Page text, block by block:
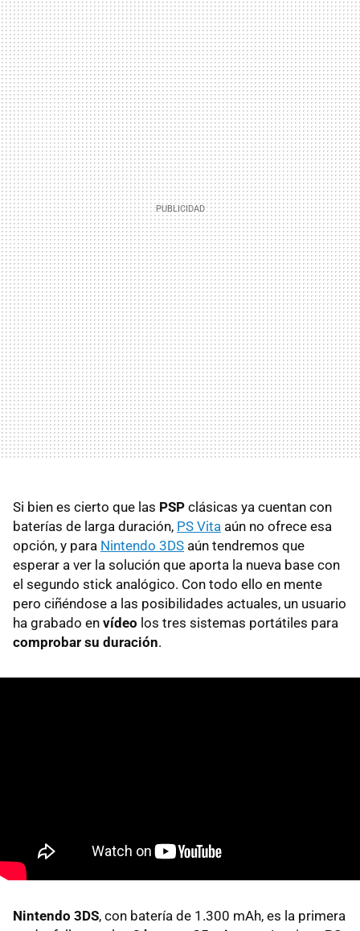
Si bien es cierto que las PSP clásicas ya cuentan con
baterías de larga duración, PS Vita aún no ofrece esa
opción, y para Nintendo 3DS aún tendremos que
esperar a ver la solución que aporta la nueva base con
el segundo stick analógico. Con todo ello en mente
pero ciñéndose a las posibilidades actuales, un usuario
ha grabado en vídeo los tres sistemas portátiles para
comprobar su duración.
Nintendo 3DS, con batería de 1.300 mAh, es la primera